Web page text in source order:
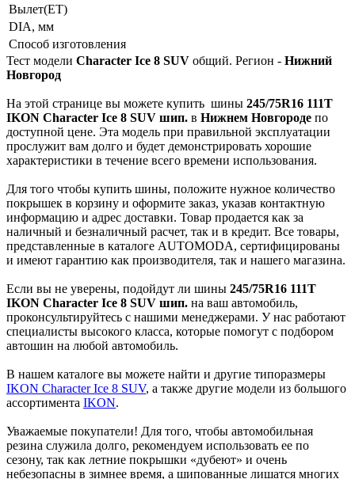
Вылет(ET)
DIA, мм
Способ изготовления
Тест модели Character Ice 8 SUV общий. Регион - Нижний
Новгород
На этой странице вы можете купить шины 245/75R16 111T
IKON Character Ice 8 SUV шип. в Нижнем Новгороде по
доступной цене. Эта модель при правильной эксплуатации
прослужит вам долго и будет демонстрировать хорошие
характеристики в течение всего времени использования.
Для того чтобы купить шины, положите нужное количество
покрышек в корзину и оформите заказ, указав контактную
информацию и адрес доставки. Товар продается как за
наличный и безналичный расчет, так и в кредит. Все товары,
представленные в каталоге AUTOMODA, сертифицированы
и имеют гарантию как производителя, так и нашего магазина.
Если вы не уверены, подойдут ли шины 245/75R16 111T
IKON Character Ice 8 SUV шип. на ваш автомобиль,
проконсультируйтесь с нашими менеджерами. У нас работают
специалисты высокого класса, которые помогут с подбором
автошин на любой автомобиль.
В нашем каталоге вы можете найти и другие типоразмеры
IKON Character Ice 8 SUV, а также другие модели из большого
ассортимента IKON.
Уважаемые покупатели! Для того, чтобы автомобильная
резина служила долго, рекомендуем использовать ее по
сезону, так как летние покрышки «дубеют» и очень
небезопасны в зимнее время, а шипованные лишатся многих